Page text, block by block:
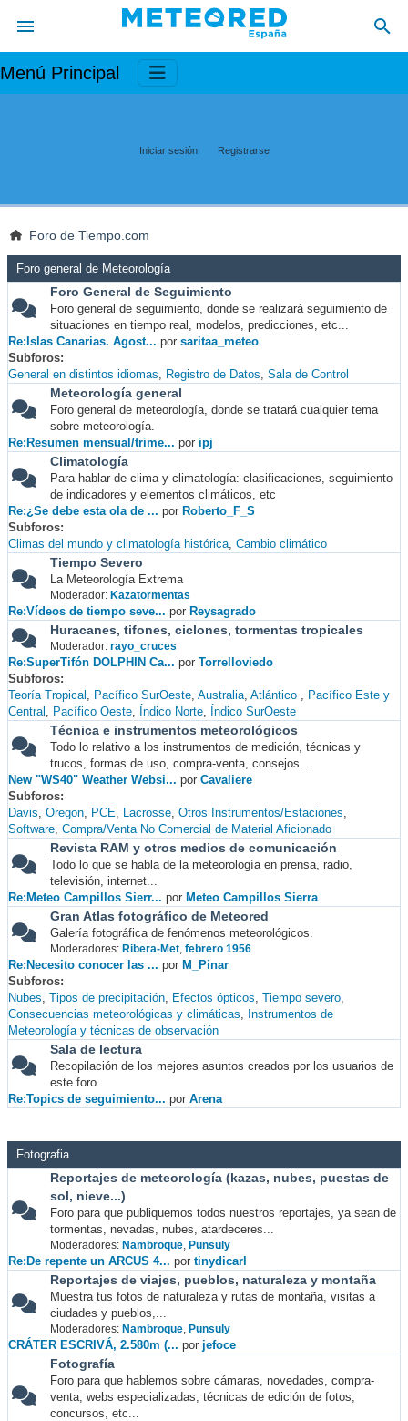
Menú Principal
Iniciar sesión Registrarse
Foro de Tiempo.com
Foro general de Meteorología
Foro General de Seguimiento
Foro general de seguimiento, donde se realizará seguimiento de
situaciones en tiempo real, modelos, predicciones, etc...
Re:Islas Canarias. Agost... por saritaa_meteo
Subforos
General en distintos idiomas
Registro de Datos Sala de Control
Meteorología general
Foro general de meteorología, donde se tratará cualquier tema
sobre meteorología.
Re:Resumen mensual/trime... por ipj
Climatología
Para hablar de clima y climatología: clasificaciones, seguimiento
de indicadores y elementos climáticos, etc
Re:¿Se debe esta ola de ... por Roberto_F_S
Subforos
Climas del mundo y climatología histórica Cambio climático
Tiempo Severo
La Meteorología Extrema
Moderador: Kazatormentas
Re:Vídeos de tiempo seve... por Reysagrado
Huracanes, tifones, ciclones, tormentas tropicales
Moderador: rayo_cruces
Re:SuperTifón DOLPHIN Ca... por Torrelloviedo
Subforos
Teoría Tropical
Pacífico SurOeste Australia Atlántico
Pacífico Este y
Central
Pacífico Oeste Índico Norte Índico SurOeste
Técnica e instrumentos meteorológicos
Todo lo relativo a los instrumentos de medición, técnicas y
trucos, formas de uso, compra-venta, consejos...
New "WS40" Weather Websi... por Cavaliere
Subforos
Davis Oregon PCE Lacrosse Otros Instrumentos/Estaciones
Software Compra/Venta No Comercial de Material Aficionado
Revista RAM y otros medios de comunicación
Todo lo que se habla de la meteorología en prensa, radio,
televisión, internet...
Re:Meteo Campillos Sierr... por Meteo Campillos Sierra
Gran Atlas fotográfico de Meteored
Galería fotográfica de fenómenos meteorológicos.
Moderadores: Ribera-Met, febrero 1956
Re:Necesito conocer las ... por M_Pinar
Subforos
Nubes Tipos de precipitación Efectos ópticos Tiempo severo
Consecuencias meteorológicas y climáticas
Instrumentos de
Meteorología y técnicas de observación
Sala de lectura
Recopilación de los mejores asuntos creados por los usuarios de
este foro.
Re:Topics de seguimiento... por Arena
Fotografia
Reportajes de meteorología (kazas, nubes, puestas de
sol, nieve...)
Foro para que publiquemos todos nuestros reportajes, ya sean de
tormentas, nevadas, nubes, atardeceres...
Moderadores: Nambroque, Punsuly
Re:De repente un ARCUS 4... por tinydicarl
Reportajes de viajes, pueblos, naturaleza y montaña
Muestra tus fotos de naturaleza y rutas de montaña, visitas a
ciudades y pueblos,...
Moderadores: Nambroque, Punsuly
CRÁTER ESCRIVÁ, 2.580m (... por jefoce
Fotografía
Foro para que hablemos sobre cámaras, novedades, compra-
venta, webs especializadas, técnicas de edición de fotos,
concursos, etc...